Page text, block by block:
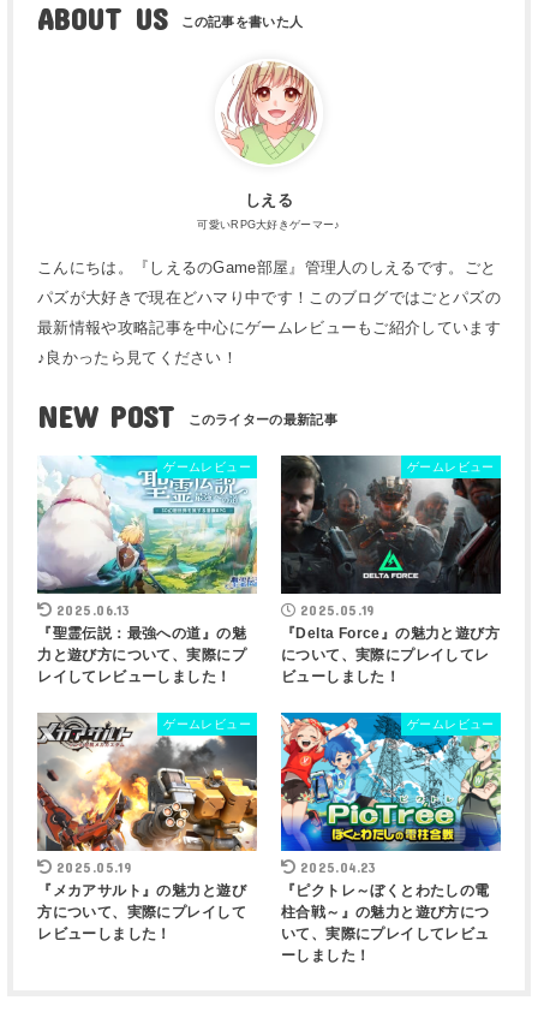
ABOUT US
しえる
可愛いRPG大好きゲーマー♪
こんにちは。『しえるのGame部屋』管理人のしえるです。ごと
パズが大好きで現在どハマり中です！このブログではごとパズの
最新情報や攻略記事を中心にゲームレビューもご紹介しています
♪良かったら見てください！
NEW POST
ゲームレビュー
2025.06.13
『聖霊伝説：最強への道』の魅
力と遊び方について、実際にプ
レイしてレビューしました！
ゲームレビュー
2025.05.19
『Delta Force』の魅力と遊び方
について、実際にプレイしてレ
ビューしました！
ゲームレビュー
2025.05.19
『メカアサルト』の魅力と遊び
方について、実際にプレイして
レビューしました！
ゲームレビュー
2025.04.23
『ピクトレ～ぼくとわたしの電
柱合戦～』の魅力と遊び方につ
いて、実際にプレイしてレビュ
ーしました！